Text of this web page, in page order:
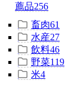
薦品256
畜肉61
水産27
飲料46
野菜119
米4